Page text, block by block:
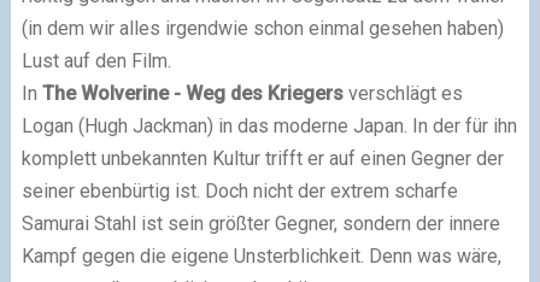
(in dem wir alles irgendwie schon einmal gesehen haben)
Lust auf den Film.
In The Wolverine - Weg des Kriegersverschlägt es
Logan (Hugh Jackman) in das moderne Japan. In der für ihn
komplett unbekannten Kultur trifft er auf einen Gegner der
seiner ebenbürtig ist. Doch nicht der extrem scharfe
Samurai Stahl ist sein größter Gegner, sondern der innere
Kampf gegen die eigene Unsterblichkeit. Denn was wäre,